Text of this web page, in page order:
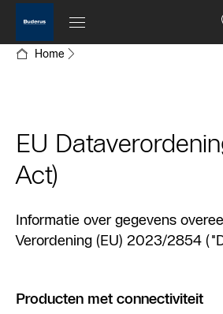
Home
EU
Act)
Informatie over gegevens
Verordening (EU) 2023/2854
Producten met connectiviteit